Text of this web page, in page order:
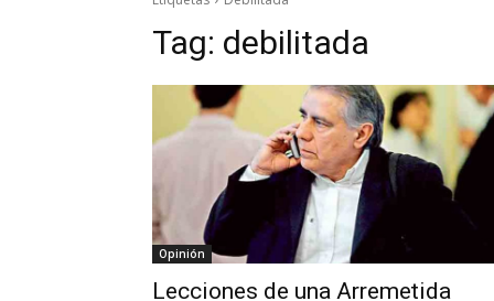
Tag: debilitada
Opinión
Lecciones de una Arremetida